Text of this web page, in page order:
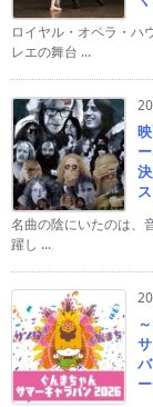
ロイヤル・オペラ・ハ
レエの舞台 ...
名曲の陰にいたのは、
躍し ...